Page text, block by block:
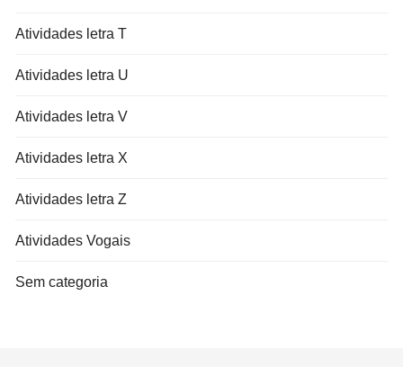
Atividades letra T
Atividades letra U
Atividades letra V
Atividades letra X
Atividades letra Z
Atividades Vogais
Sem categoria